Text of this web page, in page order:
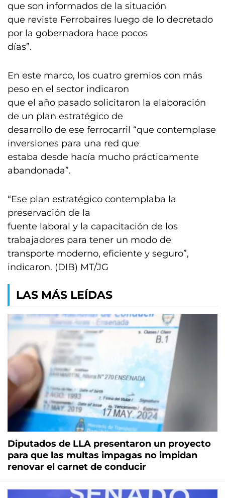
que son informados de la situación
que reviste Ferrobaires luego de lo decretado
por la gobernadora hace pocos
días”.
En este marco, los cuatro gremios con más
peso en el sector indicaron
que el año pasado solicitaron la elaboración
de un plan estratégico de
desarrollo de ese ferrocarril “que contemplase
inversiones para una red que
estaba desde hacía mucho prácticamente
abandonada”.
“Ese plan estratégico contemplaba la
preservación de la
fuente laboral y la capacitación de los
trabajadores para tener un modo de
transporte moderno, eficiente y seguro”,
indicaron. (DIB) MT/JG
LAS MÁS LEÍDAS
Diputados de LLA presentaron un proyecto
para que las multas impagas no impidan
renovar el carnet de conducir